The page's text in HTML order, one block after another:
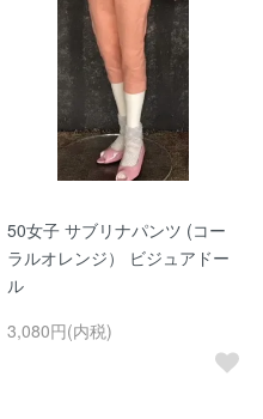
50女子 サブリナパンツ (コー
ラルオレンジ） ビジュアドー
ル
3,080円(内税)